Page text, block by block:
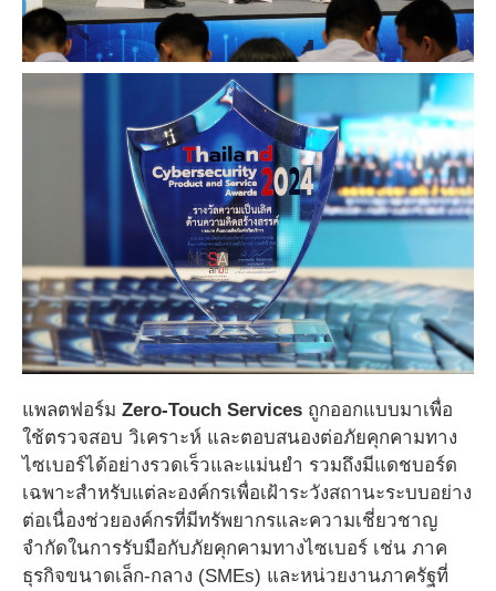
แพลตฟอร์ม Zero-Touch Services ถูกออกแบบมาเพื่อ
ใช้ตรวจสอบ วิเคราะห์ และตอบสนองต่อภัยคุกคามทาง
ไซเบอร์ได้อย่างรวดเร็วและแม่นยำ รวมถึงมีแดชบอร์ด
เฉพาะสำหรับแต่ละองค์กรเพื่อเฝ้าระวังสถานะระบบอย่าง
ต่อเนื่องช่วยองค์กรที่มีทรัพยากรและความเชี่ยวชาญ
จำกัดในการรับมือกับภัยคุกคามทางไซเบอร์ เช่น ภาค
ธุรกิจขนาดเล็ก-กลาง (SMEs) และหน่วยงานภาครัฐที่